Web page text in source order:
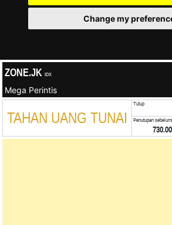
Change my
ZONE.JK IDX
Mega Perintis
TAHAN UANG TUNAI
Tutup
Penutupan
730.00